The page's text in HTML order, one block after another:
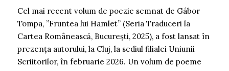
Cel mai recent volum de poezie semnat de Gábor
Tompa, ”Fruntea lui Hamlet” (Seria Traduceri la
Cartea Românească, București, 2025), a fost lansat în
prezența autorului, la Cluj, la sediul filialei Uniunii
Scriitorilor, în februarie 2026. Un volum de poeme